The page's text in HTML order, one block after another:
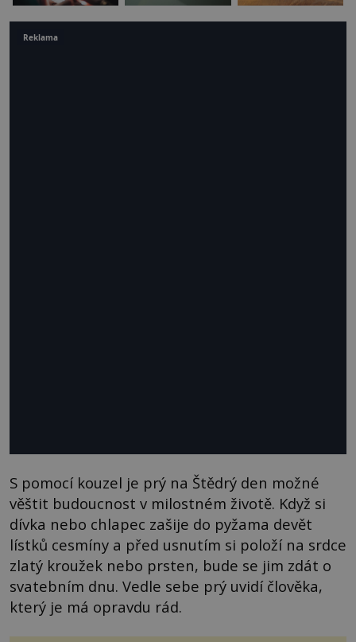
S pomocí kouzel je prý na Štědrý den možné
věštit budoucnost v milostném životě. Když si
dívka nebo chlapec zašije do pyžama devět
lístků cesmíny a před usnutím si položí na srdce
zlatý kroužek nebo prsten, bude se jim zdát o
svatebním dnu. Vedle sebe prý uvidí člověka,
který je má opravdu rád.
Reklama